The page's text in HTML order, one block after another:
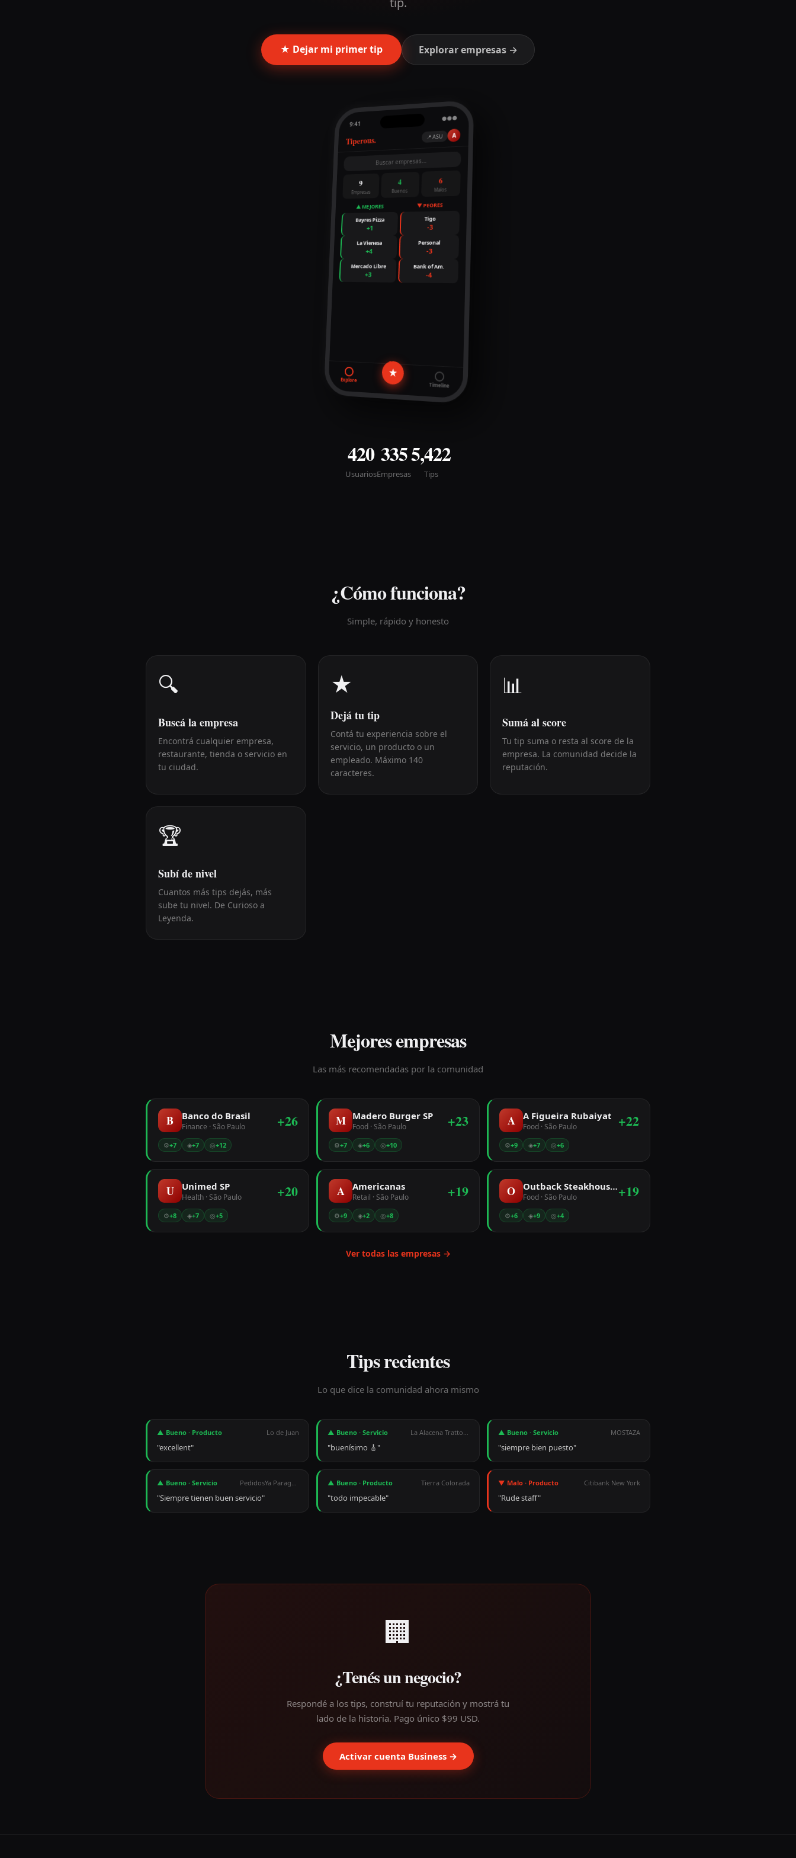
★ Dejar mi primer tip Explorar empresas →
9:41
●●●
Tiperous. 📍 ASU A
Buscar empresas...
9
Empresas
4
Buenos
6
Malos
▲ MEJORES ▼ PEORES
Bayres Pizza
+1
La Vienesa
+4
Mercado Libre
+3
Tigo
-3
Personal
-3
Bank of Am.
-4
Explore
★
Timeline
420
Usuarios
335
Empresas
5,422
Tips
¿Cómo funciona?
Simple, rápido y honesto
🔍
Buscá la empresa
Encontrá cualquier empresa,
restaurante, tienda o servicio en
tu ciudad.
★
Dejá tu tip
Contá tu experiencia sobre el
servicio, un producto o un
empleado. Máximo 140
caracteres.
📊
Sumá al score
Tu tip suma o resta al score de la
empresa. La comunidad decide la
reputación.
🏆
Subí de nivel
Cuantos más tips dejás, más
sube tu nivel. De Curioso a
Leyenda.
Mejores empresas
Las más recomendadas por la comunidad
B Banco do Brasil
Finance · São Paulo +26
⚙+7 ◈+7 ◎+12
M Madero Burger SP
Food · São Paulo +23
⚙+7 ◈+6 ◎+10
A A Figueira Rubaiyat
Food · São Paulo +22
⚙+9 ◈+7 ◎+6
U Unimed SP
Health · São Paulo +20
⚙+8 ◈+7 ◎+5
A Americanas
Retail · São Paulo +19
⚙+9 ◈+2 ◎+8
O Outback Steakhouse SP
Food · São Paulo +19
⚙+6 ◈+9 ◎+4
Ver todas las empresas →
Tips recientes
Lo que dice la comunidad ahora mismo
▲ Bueno · Producto Lo de Juan
"excellent"
▲ Bueno · Servicio
"buenísimo 🎸 "
▲ Bueno · Servicio MOSTAZA
"siempre bien puesto"
▲ Bueno · Servicio
"Siempre tienen buen servicio"
▲ Bueno · Producto Tierra Colorada
"todo impecable"
▼ Malo · Producto Citibank New York
"Rude staff"
🏢
¿Tenés un negocio?
Respondé a los tips, construí tu reputación y mostrá tu
lado de la historia. Pago único $99 USD.
Activar cuenta Business →